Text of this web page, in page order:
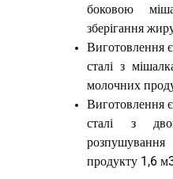
боковою
зберігання
Виготовлення
сталі з
молочних
Виготовлення
сталі з
продукту 1,6